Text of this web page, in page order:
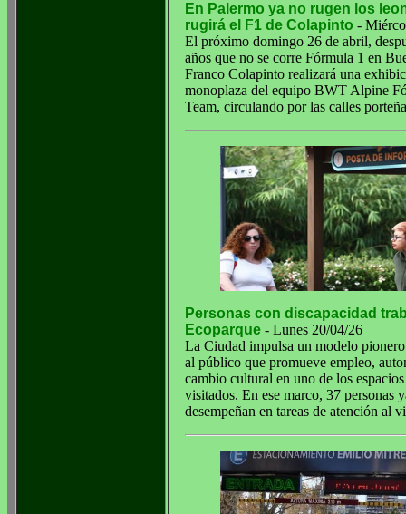
En Palermo ya no rugen los
rugirá el F1 de Colapinto -
El próximo domingo 26 de abril,
años que no se corre Fórmula 1 en
Franco Colapinto realizará una
monoplaza del equipo BWT Alpine
Team, circulando por las calles
Personas con discapacidad
Ecoparque - Lunes 20/04/26
La Ciudad impulsa un modelo
al público que promueve empleo,
cambio cultural en uno de los espacios
visitados. En ese marco, 37 personas
desempeñan en tareas de atención al